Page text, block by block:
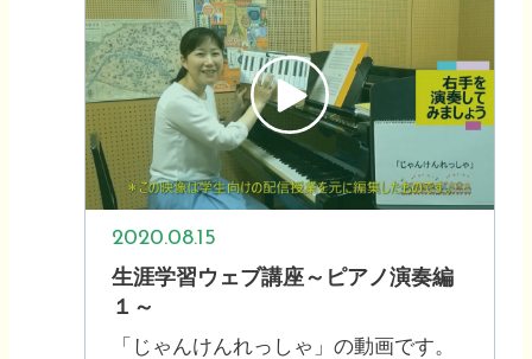
2020.08.15
生涯学習ウェブ講座～ピアノ演奏編
１～
「じゃんけんれっしゃ」の動画です。